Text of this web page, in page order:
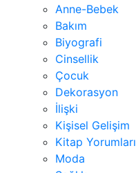
Anne-Bebek
Bakım
Biyografi
Cinsellik
Çocuk
Dekorasyon
İlişki
Kişisel Gelişim
Kitap Yorumları
Moda